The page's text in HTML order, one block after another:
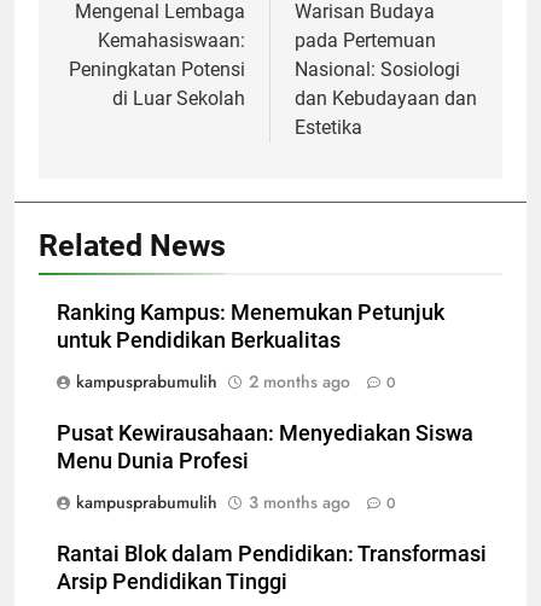
navigation
Mengenal Lembaga
Kemahasiswaan:
Peningkatan Potensi
di Luar Sekolah
Warisan Budaya
pada Pertemuan
Nasional: Sosiologi
dan Kebudayaan dan
Estetika
Related News
Ranking Kampus: Menemukan Petunjuk
untuk Pendidikan Berkualitas
kampusprabumulih
2 months ago 0
Pusat Kewirausahaan: Menyediakan Siswa
Menu Dunia Profesi
kampusprabumulih
3 months ago 0
Rantai Blok dalam Pendidikan: Transformasi
Arsip Pendidikan Tinggi